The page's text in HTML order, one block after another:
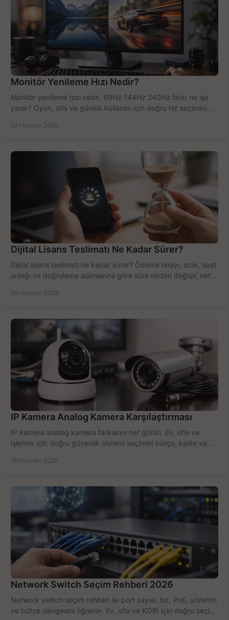
Monitör Yenileme Hızı Nedir?
Monitör yenileme hızı nedir, 60Hz 144Hz 240Hz farkı ne işe
yarar? Oyun, ofis ve günlük kullanım için doğru Hz seçimini
22 Haziran 2026
Dijital Lisans Teslimatı Ne Kadar Sürer?
Dijital lisans teslimatı ne kadar sürer? Ödeme onayı, stok, saat
aralığı ve doğrulama adımlarına göre süre neden değişir, net
20 Haziran 2026
IP Kamera Analog Kamera Karşılaştırması
IP kamera analog kamera farklarını net görün. Ev, ofis ve
işletme için doğru güvenlik sistemi seçimini bütçe, kalite ve
18 Haziran 2026
Network Switch Seçim Rehberi 2026
Network switch seçim rehberi ile port sayısı, hız, PoE, yönetim
ve bütçe dengesini öğrenin. Ev, ofis ve KOBİ için doğru seçimi